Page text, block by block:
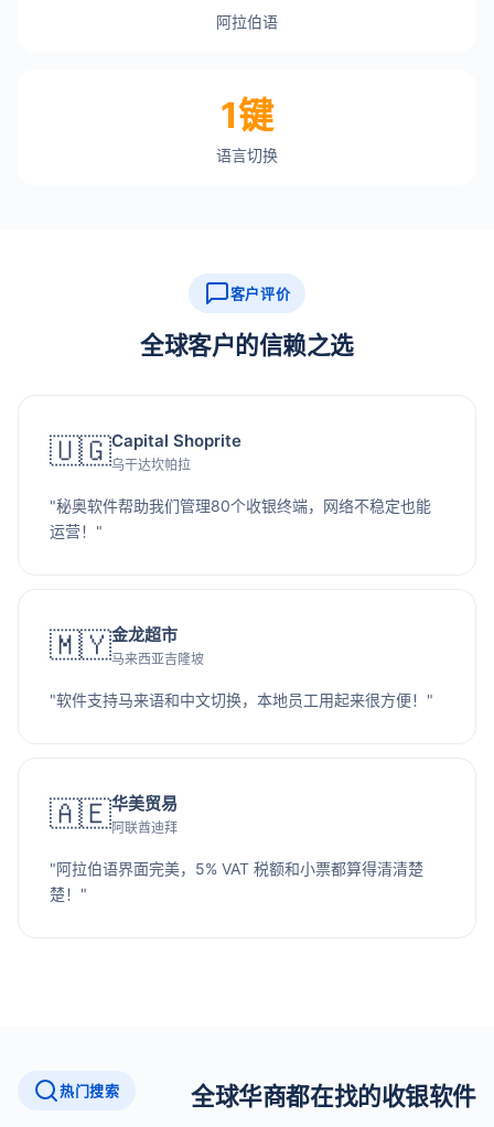
阿拉伯语
1键
语言切换
客户评价
全球客户的信赖之选
🇺🇬Capital Shoprite
乌干达坎帕拉
"秘奥软件帮助我们管理80个收银终端，网络不稳定也能
运营！"
🇲🇾金龙超市
马来西亚吉隆坡
"软件支持马来语和中文切换，本地员工用起来很方便！"
🇦🇪华美贸易
阿联酋迪拜
"阿拉伯语界面完美，5% VAT 税额和小票都算得清清楚
楚！"
热门搜索 全球华商都在找的收银软件